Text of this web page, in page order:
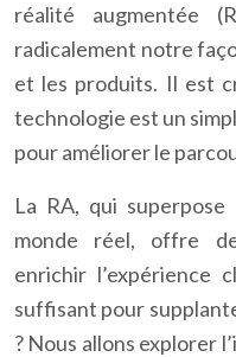
réalité augmentée
radicalement notre
et les produits. Il est
technologie est un
pour améliorer le
La RA, qui
monde réel, offre
enrichir l’expérience
suffisant pour
? Nous allons explorer